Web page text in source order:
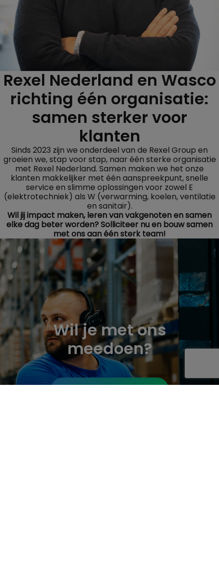
Rexel Nederland en Wasco
richting één organisatie:
samen sterker voor
klanten
Sinds 2023 zijn we onderdeel van de Rexel Group en
groeien we, stap voor stap, naar één sterke organisatie
met Rexel Nederland. Samen maken we het onze
klanten makkelijker met één aanspreekpunt, snelle
service en slimme oplossingen voor zowel E
(elektrotechniek) als W (verwarming, koelen, ventilatie
en sanitair).
Wil jij impact maken, leren van vakgenoten en samen
elke dag beter worden? Solliciteer nu en bouw samen
met ons aan één sterk team!
Wil je met ons
meedoen?